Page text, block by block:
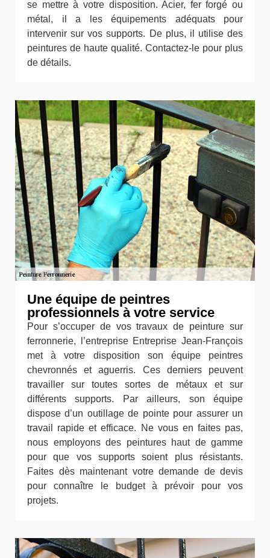
se mettre à votre disposition. Acier, fer forgé ou
métal, il a les équipements adéquats pour
intervenir sur vos supports. De plus, il utilise des
peintures de haute qualité. Contactez-le pour plus
de détails.
Une équipe de peintres
professionnels à votre service
Pour s’occuper de vos travaux de peinture sur
ferronnerie, l’entreprise Entreprise Jean-François
met à votre disposition son équipe peintres
chevronnés et aguerris. Ces derniers peuvent
travailler sur toutes sortes de métaux et sur
différents supports. Par ailleurs, son équipe
dispose d’un outillage de pointe pour assurer un
travail rapide et efficace. Ne vous en faites pas,
nous employons des peintures haut de gamme
pour que vos supports soient plus résistants.
Faites dès maintenant votre demande de devis
pour connaître le budget à prévoir pour vos
projets.